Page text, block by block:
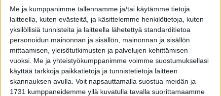
Me ja kumppanimme tallennamme ja/tai käytämme tietoja
laitteella, kuten evästeitä, ja käsittelemme henkilötietoja, kuten
yksilöllisiä tunnisteita ja laitteella lähetettyä standarditietoa
personoidun mainonnan ja sisällön, mainonnan ja sisällön
mittaamisen, yleisötutkimusten ja palvelujen kehittämisen
vuoksi. Me ja yhteistyökumppanimme voimme suostumuksellasi
käyttää tarkkoja paikkatietoja ja tunnistetietoja laitteen
skannauksen avulla. Voit napsauttamalla suostua meidän ja
1731 kumppaneidemme yllä kuvatulla tavalla suorittamaamme